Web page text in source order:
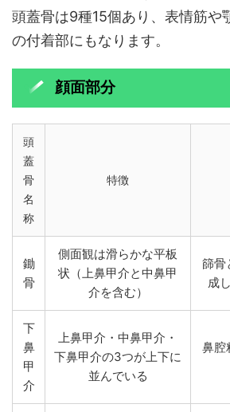
頭蓋骨は9種15個あり、表情筋や
の付着部にもなります。
顔面部分
頭
蓋
骨
名
称
特徴
鋤
骨
側面観は滑らかな平板
状（上鼻甲介と中鼻甲
介を含む）
篩骨
成
下
鼻
甲
介
上鼻甲介・中鼻甲介・
下鼻甲介の3つが上下に
並んでいる
鼻腔